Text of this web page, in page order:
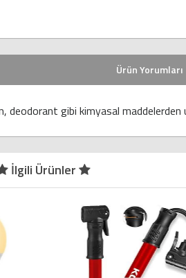
Ürün Yorumları
gibi kimyasal maddelerden
İlgili Ürünler